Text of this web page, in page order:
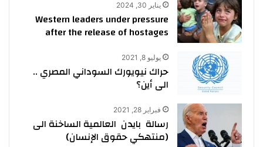
يناير 30, 2024
Western leaders under pressure
after the release of hostages
يوليو 8, 2021
حراك نيويورك السوداني المصري ..
الى أين؟
فبراير 28, 2021
رسالة بايدن العالمية الساخنة الى
(منتهكي حقوق الإنسان)